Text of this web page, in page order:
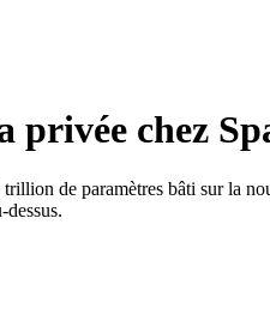
chez
de paramètres bâti sur la